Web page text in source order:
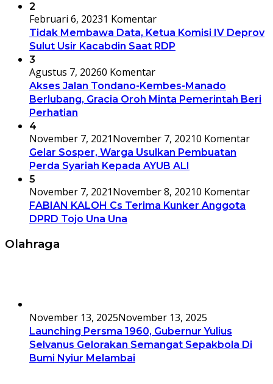
2
Februari 6, 20231 Komentar
Tidak Membawa Data, Ketua Komisi IV Deprov
Sulut Usir Kacabdin Saat RDP
3
Agustus 7, 20260 Komentar
Akses Jalan Tondano-Kembes-Manado
Berlubang, Gracia Oroh Minta Pemerintah Beri
Perhatian
4
November 7, 2021November 7, 20210 Komentar
Gelar Sosper, Warga Usulkan Pembuatan
Perda Syariah Kepada AYUB ALI
5
November 7, 2021November 8, 20210 Komentar
FABIAN KALOH Cs Terima Kunker Anggota
DPRD Tojo Una Una
Olahraga
November 13, 2025November 13, 2025
Launching Persma 1960, Gubernur Yulius
Selvanus Gelorakan Semangat Sepakbola Di
Bumi Nyiur Melambai